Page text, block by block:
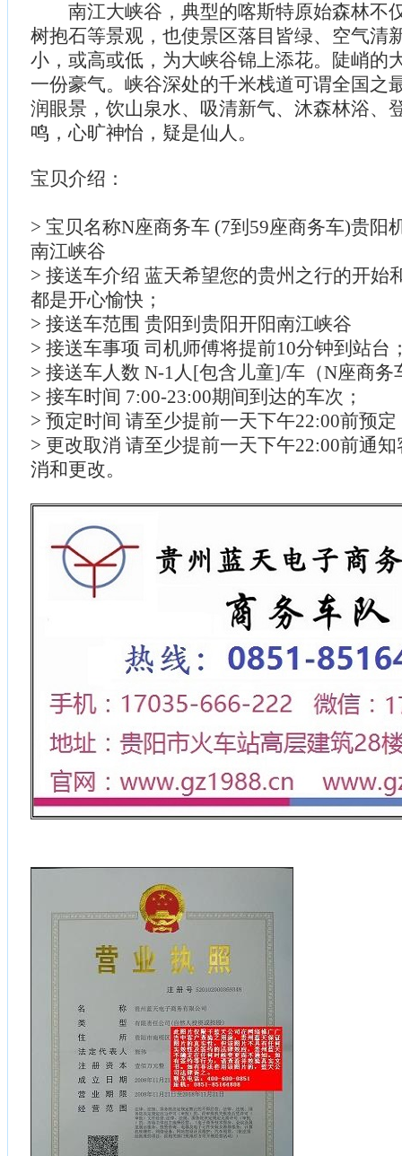
南江大峡谷，典型的喀斯特原始森林不
树抱石等景观，也使景区落目皆绿、空气清
小，或高或低，为大峡谷锦上添花。陡峭的
一份豪气。峡谷深处的千米栈道可谓全国之
润眼景，饮山泉水、吸清新气、沐森林浴、
鸣，心旷神怡，疑是仙人。
宝贝介绍：
> 宝贝名称N座商务车 (7到59座商务车)贵阳
南江峡谷
> 接送车介绍 蓝天希望您的贵州之行的开始
都是开心愉快；
> 接送车范围 贵阳到贵阳开阳南江峡谷
> 接送车事项 司机师傅将提前10分钟到站台
> 接送车人数 N-1人[包含儿童]/车（N座商务
> 接车时间 7:00-23:00期间到达的车次；
> 预定时间 请至少提前一天下午22:00前预
> 更改取消 请至少提前一天下午22:00前通
消和更改。